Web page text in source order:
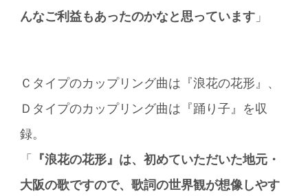
んなご利益もあったのかなと思っています 」
Ｃタイプのカップリング曲は『浪花の花形』、
Ｄタイプのカップリング曲は『踊り子』を収
録。
「
『浪花の花形』は、初めていただいた地元・
大阪の歌ですので、歌詞の世界観が想像しやす